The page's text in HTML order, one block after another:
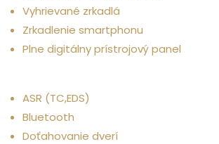
Vyhrievané zrkadlá
Zrkadlenie smartphonu
Plne digitálny prístrojový panel
ASR (TC,EDS)
Bluetooth
Doťahovanie dverí